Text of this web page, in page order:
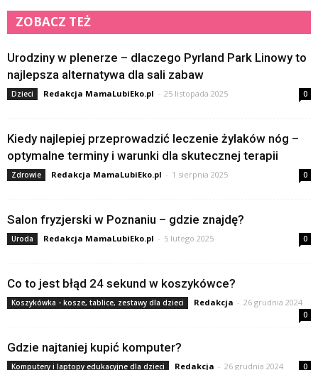
ZOBACZ TEŻ
Urodziny w plenerze – dlaczego Pyrland Park Linowy to
najlepsza alternatywa dla sali zabaw
Dzieci Redakcja MamaLubiEko.pl - 25 listopada 2025 0
Kiedy najlepiej przeprowadzić leczenie żylaków nóg –
optymalne terminy i warunki dla skutecznej terapii
Zdrowie Redakcja MamaLubiEko.pl - 1 sierpnia 2025 0
Salon fryzjerski w Poznaniu – gdzie znajdę?
Uroda Redakcja MamaLubiEko.pl - 5 lutego 2025 0
Co to jest błąd 24 sekund w koszykówce?
Koszykówka - kosze, tablice, zestawy dla dzieci Redakcja - 26 grudnia 2024
0
Gdzie najtaniej kupić komputer?
Komputery i laptopy edukacyjne dla dzieci Redakcja - 26 grudnia 2024 0